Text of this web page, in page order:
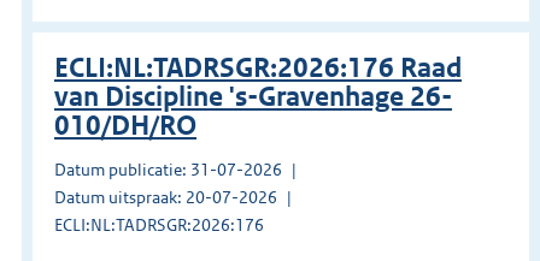
ECLI:NL:TADRSGR:2026:176 Raad
van Discipline 's-Gravenhage 26-
010/DH/RO
Datum publicatie: 31-07-2026
Datum uitspraak: 20-07-2026
ECLI:NL:TADRSGR:2026:176